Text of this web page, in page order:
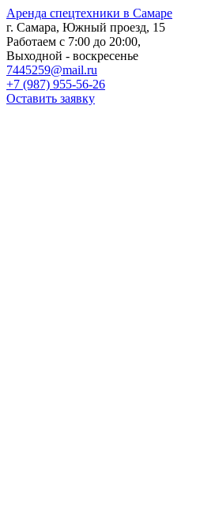
Перейти к основному содержанию
Аренда спецтехники в Самаре
г. Самара, Южный проезд, 15
Работаем с 7:00 до 20:00,
Выходной - воскресенье
7445259@mail.ru
+7 (987) 955-56-26
Оставить заявку